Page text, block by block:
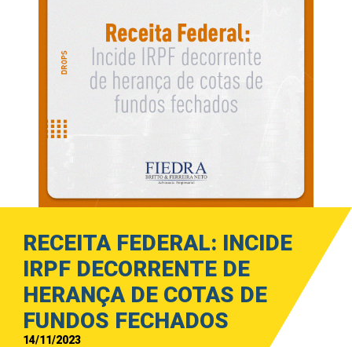
RECEITA FEDERAL: INCIDE
IRPF DECORRENTE DE
HERANÇA DE COTAS DE
FUNDOS FECHADOS
14/11/2023